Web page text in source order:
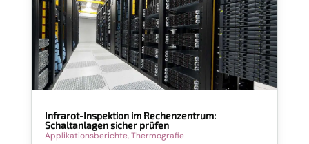
Infrarot-Inspektion im Rechenzentrum:
Schaltanlagen sicher prüfen
Applikationsberichte,Thermografie